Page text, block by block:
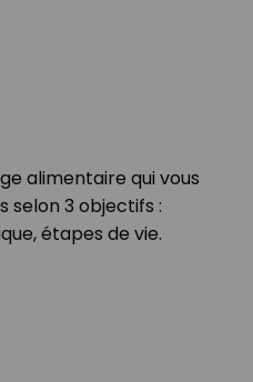
alimentaire qui vous
selon 3 objectifs :
étapes de vie.